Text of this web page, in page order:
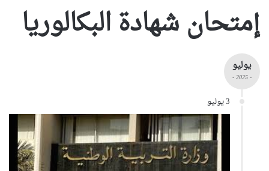
إمتحان شهادة البكالوريا
يوليو
- 2025 -
3 يوليو